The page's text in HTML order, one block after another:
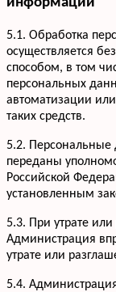
Мы онлайн,
5.1. Обработка
осуществляется
способом, в том
персональных
автоматизации
таких средств.
5.2. Персональные
переданы
Российской
установленным
5.3. При утрате
Администрация
утрате или
5.4.